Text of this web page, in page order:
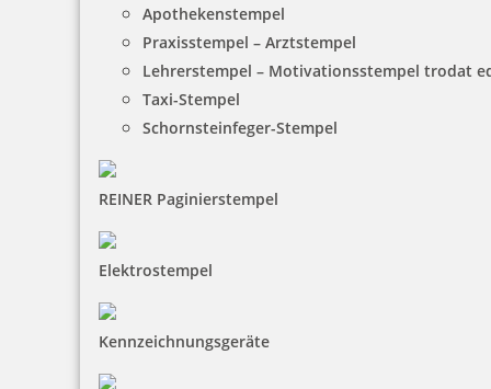
Apothekenstempel
Praxisstempel – Arztstempel
Lehrerstempel – Motivationsstempel trodat
Taxi-Stempel
Schornsteinfeger-Stempel
REINER Paginierstempel
Elektrostempel
Kennzeichnungsgeräte
12,20 €
Jetzt gestalten
Holz Motivstempel Motiv Q14 Guter Sänger